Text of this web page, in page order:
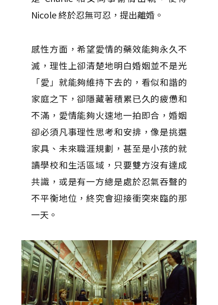
Nicole 終於忍無可忍，提出離婚。
感性方面，希望愛情的藥效能夠永久不
滅，理性上卻清楚地明白婚姻並不是光
「愛」就能夠維持下去的，看似和諧的
家庭之下，卻隱藏著積累已久的疲憊和
不滿，愛情能夠火速地一拍即合，婚姻
卻必須凡事理性思考和安排，像是挑選
家具、未來職涯規劃，甚至是小孩的就
讀學校和生活區域，只要雙方沒有達成
共識，或是有一方總是處於忍氣吞聲的
不平衡地位，終究會迎接衝突來臨的那
一天。